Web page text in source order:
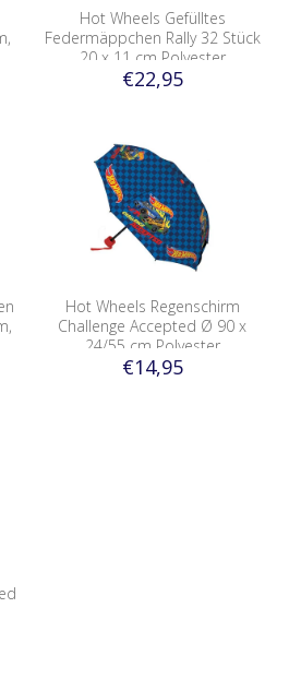
Hot Wheels Gefülltes
Federmäppchen Rally 32 Stück
20 x 11 cm Polyester
€22,95
Hot Wheels Regenschirm
Challenge Accepted Ø 90 x
24/55 cm Polyester
€14,95